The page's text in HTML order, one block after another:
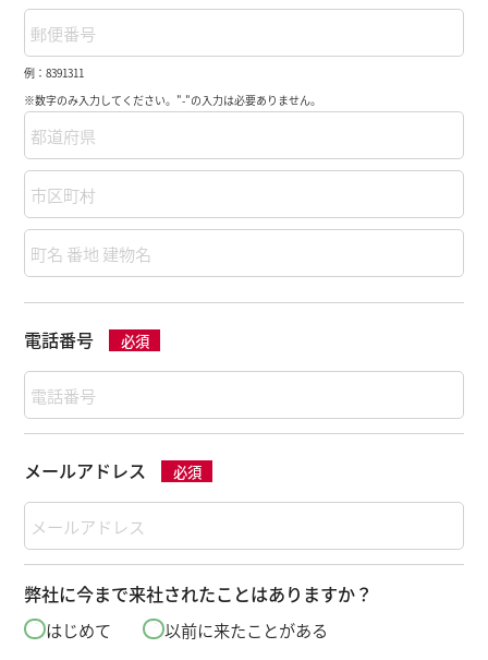
例：8391311
※数字のみ入力してください。"-"の入力は必要ありません。
電話番号 必須
メールアドレス 必須
弊社に今まで来社されたことはありますか？
はじめて 以前に来たことがある